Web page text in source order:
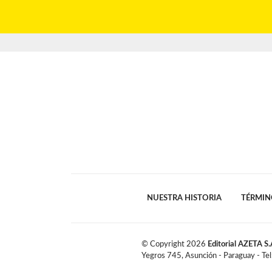
NUESTRA HISTORIA
© Copyright 2026 Editorial AZETA
Yegros 745, Asunción - Paraguay -